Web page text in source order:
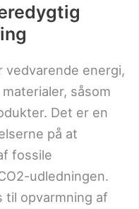
energi,
såsom
Det er en
på at
fossile
udledningen.
til opvarmning af